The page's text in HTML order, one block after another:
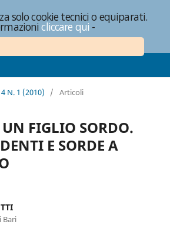
solo cookie tecnici o equiparati.
cliccare qui -
4 N. 1 (2010) / Articoli
FIGLIO SORDO.
E SORDE A
Bari